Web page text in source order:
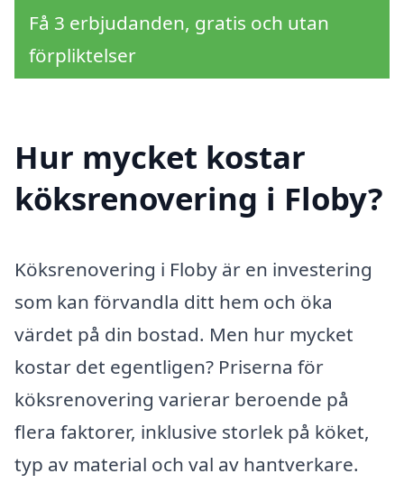
Få 3 erbjudanden, gratis och utan
förpliktelser
Hur mycket kostar
köksrenovering i Floby?
Köksrenovering i Floby är en investering
som kan förvandla ditt hem och öka
värdet på din bostad. Men hur mycket
kostar det egentligen? Priserna för
köksrenovering varierar beroende på
flera faktorer, inklusive storlek på köket,
typ av material och val av hantverkare.